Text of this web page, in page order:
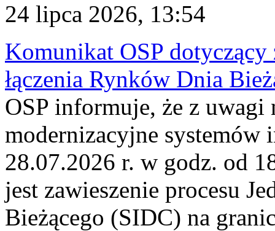
24 lipca 2026, 13:54
Komunikat OSP dotyczący
łączenia Rynków Dnia
OSP informuje, że z uwagi
modernizacyjne
28.07.2026 r. w godz. od
jest zawieszenie procesu
Bieżącego (SIDC) na